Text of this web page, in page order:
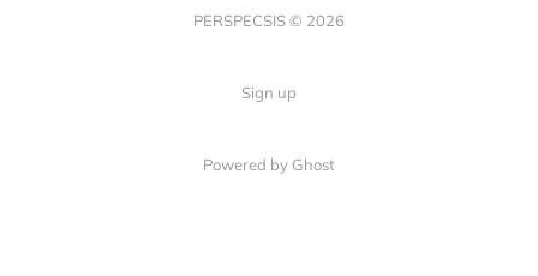
PERSPECSIS © 2026
Sign up
Powered by Ghost